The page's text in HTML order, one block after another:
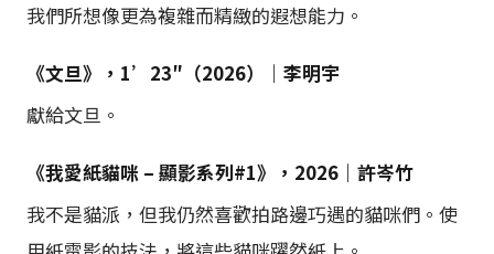
我們所想像更為複雜而精緻的遐想能力。
《文旦》，1’23″（2026）｜李明宇
獻給文旦。
《我愛紙貓咪 – 顯影系列#1》，2026｜許岑竹
我不是貓派，但我仍然喜歡拍路邊巧遇的貓咪們。使